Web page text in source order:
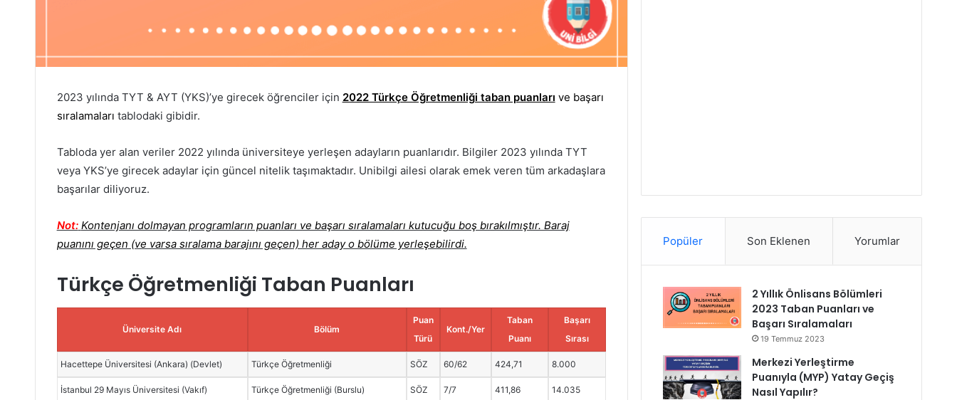
2023 yılında TYT & AYT (YKS)’ye girecek öğrenciler için 2022 Türkçe Öğretmenliği taban puanları ve başarı
sıralamaları tablodaki gibidir.
Tabloda yer alan veriler 2022 yılında üniversiteye yerleşen adayların puanlarıdır. Bilgiler 2023 yılında TYT
veya YKS’ye girecek adaylar için güncel nitelik taşımaktadır. Unibilgi ailesi olarak emek veren tüm arkadaşlara
başarılar diliyoruz.
Not: Kontenjanı dolmayan programların puanları ve başarı sıralamaları kutucuğu boş bırakılmıştır. Baraj
puanını geçen (ve varsa sıralama barajını geçen) her aday o bölüme yerleşebilirdi.
Türkçe Öğretmenliği Taban Puanları
Üniversite Adı Bölüm
Puan
Türü
Kont./Yer
Taban
Puanı
Başarı
Sırası
Hacettepe Üniversitesi (Ankara) (Devlet) Türkçe Öğretmenliği SÖZ 60/62 424,71 8.000
İstanbul 29 Mayıs Üniversitesi (Vakıf) Türkçe Öğretmenliği (Burslu) SÖZ 7/7 411,86 14.035
Popüler Son Eklenen Yorumlar
2 Yıllık Önlisans Bölümleri
2023 Taban Puanları ve
Başarı Sıralamaları
19 Temmuz 2023
Merkezi Yerleştirme
Puanıyla (MYP) Yatay Geçiş
Nasıl Yapılır?